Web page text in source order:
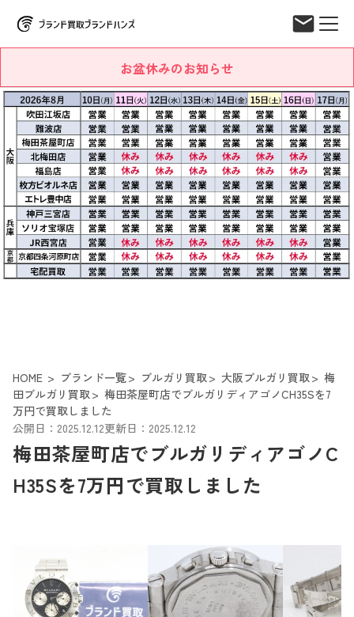
お盆休みのお知らせ
HOME ブランド一覧 ブルガリ買取 大阪ブルガリ買取
梅
田ブルガリ買取
梅田茶屋町店でブルガリディアゴノCH35Sを7
万円で買取しました
公開日：2025.12.12更新日：2025.12.12
梅田茶屋町店でブルガリディアゴノC
H35Sを7万円で買取しました